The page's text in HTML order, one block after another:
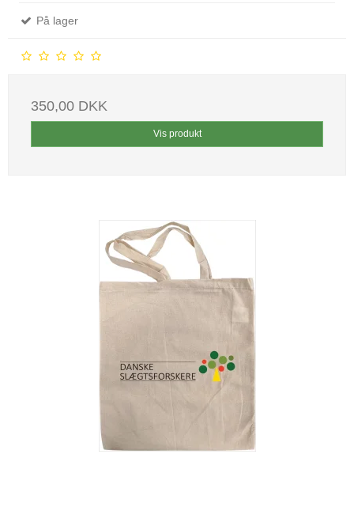
På lager
350,00 DKK
Vis produkt